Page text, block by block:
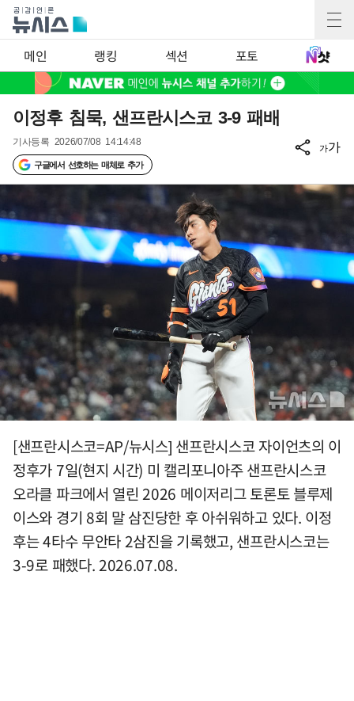
메인 랭킹 섹션 포토
이정후 침묵, 샌프란시스코 3-9 패배
기사등록 2026/07/08 14:14:48
구글에서 선호하는 매체로 추가
가가
[샌프란시스코=AP/뉴시스] 샌프란시스코 자이언츠의 이
정후가 7일(현지 시간) 미 캘리포니아주 샌프란시스코
오라클 파크에서 열린 2026 메이저리그 토론토 블루제
이스와 경기 8회 말 삼진당한 후 아쉬워하고 있다. 이정
후는 4타수 무안타 2삼진을 기록했고, 샌프란시스코는
3-9로 패했다. 2026.07.08.